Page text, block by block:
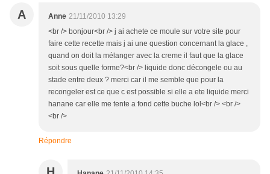
A Anne 21/11/2010 13:29
<br /> bonjour<br /> j ai achete ce moule sur votre site pour
faire cette recette mais j ai une question concernant la glace ,
quand on doit la mélanger avec la creme il faut que la glace
soit sous quelle forme?<br /> liquide donc décongele ou au
stade entre deux ? merci car il me semble que pour la
recongeler est ce que c est possible si elle a ete liquide merci
hanane car elle me tente a fond cette buche lol<br /> <br />
<br />
Répondre